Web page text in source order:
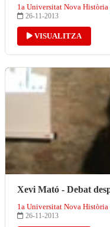
1a Universitat Nova Història
26-11-2013
VISUALITZA
Xevi Mató - Debat
1a Universitat Nova Història
26-11-2013